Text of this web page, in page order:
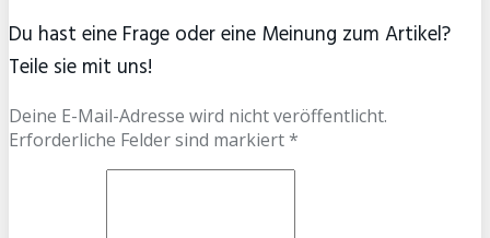
Du hast eine Frage oder eine Meinung zum Artikel?
Teile sie mit uns!
Deine E-Mail-Adresse wird nicht veröffentlicht.
Erforderliche Felder sind markiert *